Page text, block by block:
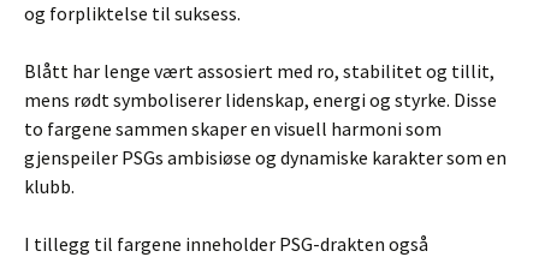
og forpliktelse til suksess.
Blått har lenge vært assosiert med ro, stabilitet og tillit,
mens rødt symboliserer lidenskap, energi og styrke. Disse
to fargene sammen skaper en visuell harmoni som
gjenspeiler PSGs ambisiøse og dynamiske karakter som en
klubb.
I tillegg til fargene inneholder PSG-drakten også